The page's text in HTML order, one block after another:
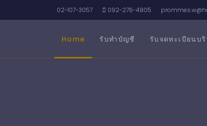
02-107-3057 092-276-4805
Home รับทำบัญชี รับจดทะเบียนบ